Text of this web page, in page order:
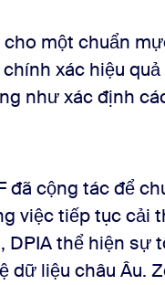
một chuẩn
xác hiệu
như xác định
cộng tác để
việc tiếp tục cải
DPIA thể hiện sự
dữ liệu châu Âu.